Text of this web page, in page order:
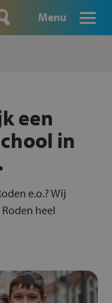
Menu
een
in
e.o.? Wij
heel